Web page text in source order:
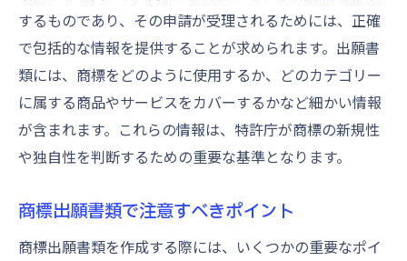
するものであり、その申請が受理されるためには、正確
で包括的な情報を提供することが求められます。出願書
類には、商標をどのように使用するか、どのカテゴリー
に属する商品やサービスをカバーするかなど細かい情報
が含まれます。これらの情報は、特許庁が商標の新規性
や独自性を判断するための重要な基準となります。
商標出願書類で注意すべきポイント
商標出願書類を作成する際には、いくつかの重要なポイ